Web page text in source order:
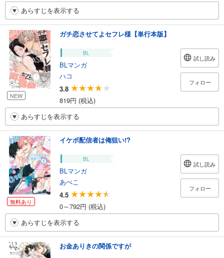
あらすじを表示する
NEW
ガチ恋させてよセフレ様【単行本版】
BL
BLマンガ
ハコ
3.8
819円 (税込)
試し読み
フォロー
あらすじを表示する
無料あり
イケボ配信者は俺狙い!?
BL
BLマンガ
あぺこ
4.5
0～792円 (税込)
試し読み
フォロー
あらすじを表示する
お金ありきの関係ですが